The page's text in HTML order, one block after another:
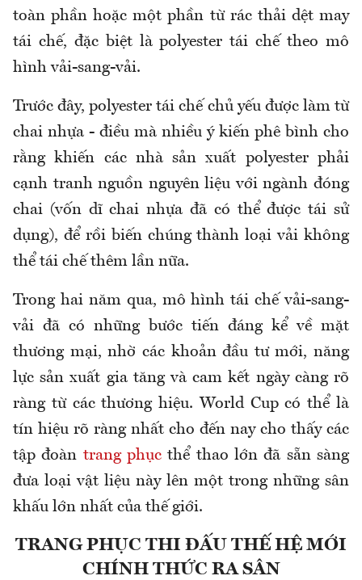
toàn phần hoặc một phần từ rác thải dệt may
tái chế, đặc biệt là polyester tái chế theo mô
hình vải-sang-vải.
Trước đây, polyester tái chế chủ yếu được làm từ
chai nhựa - điều mà nhiều ý kiến phê bình cho
rằng khiến các nhà sản xuất polyester phải
cạnh tranh nguồn nguyên liệu với ngành đóng
chai (vốn dĩ chai nhựa đã có thể được tái sử
dụng), để rồi biến chúng thành loại vải không
thể tái chế thêm lần nữa.
Trong hai năm qua, mô hình tái chế vải-sang-
vải đã có những bước tiến đáng kể về mặt
thương mại, nhờ các khoản đầu tư mới, năng
lực sản xuất gia tăng và cam kết ngày càng rõ
ràng từ các thương hiệu. World Cup có thể là
tín hiệu rõ ràng nhất cho đến nay cho thấy các
tập đoàn trang phục thể thao lớn đã sẵn sàng
đưa loại vật liệu này lên một trong những sân
khấu lớn nhất của thế giới.
TRANG PHỤC THI ĐẤU THẾ HỆ MỚI
CHÍNH THỨC RA SÂN